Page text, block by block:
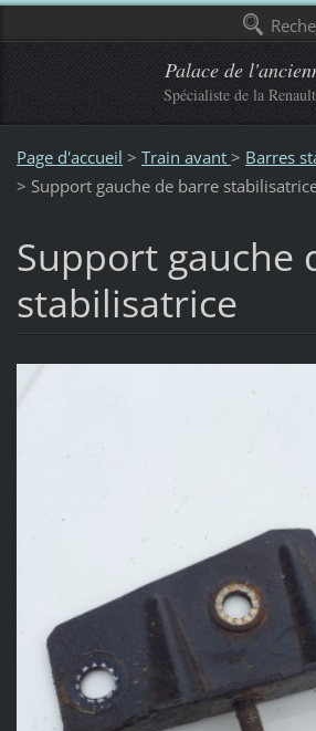
Palace de
Spécialiste de la
Page d'accueil > Train avant > Barres
> Support gauche de barre
Support gauche
stabilisatrice